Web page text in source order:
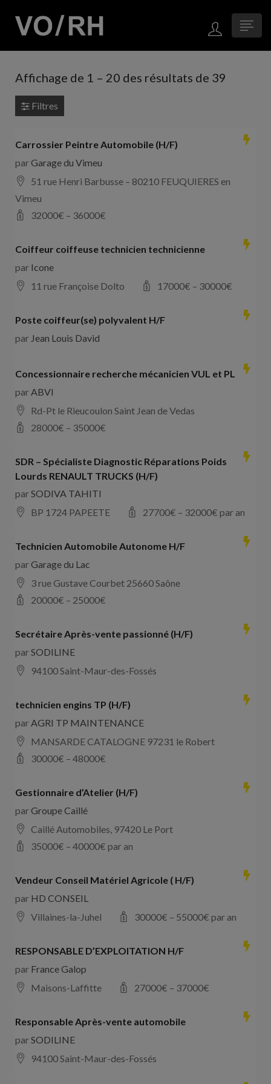
Affichage de 1 – 20 des résultats de 39
Filtres
Carrossier Peintre Automobile (H/F)
parGarage du Vimeu
51 rue Henri Barbusse – 80210 FEUQUIERES en
Vimeu
32000€ – 36000€
Coiffeur coiffeuse technicien technicienne
par Icone
11 rue Françoise Dolto
17000€ – 30000€
Poste coiffeur(se) polyvalent H/F
par Jean Louis David
Concessionnaire recherche mécanicien VUL et PL
parABVI
Rd-Pt le Rieucoulon Saint Jean de Vedas
28000€ – 35000€
SDR – Spécialiste Diagnostic Réparations Poids
Lourds RENAULT TRUCKS (H/F)
parSODIVA TAHITI
BP 1724 PAPEETE
27700€ – 32000€ par an
Technicien Automobile Autonome H/F
parGarage du Lac
3 rue Gustave Courbet 25660 Saône
20000€ – 25000€
Secrétaire Après-vente passionné (H/F)
parSODILINE
94100 Saint-Maur-des-Fossés
technicien engins TP (H/F)
parAGRI TP MAINTENANCE
MANSARDE CATALOGNE 97231 le Robert
30000€ – 48000€
Gestionnaire d’Atelier (H/F)
parGroupe Caillé
Caillé Automobiles, 97420 Le Port
35000€ – 40000€ par an
Vendeur Conseil Matériel Agricole ( H/F)
par HD CONSEIL
Villaines-la-Juhel
30000€ – 55000€ par an
RESPONSABLE D’EXPLOITATION H/F
par France Galop
Maisons-Laffitte
27000€ – 37000€
Responsable Après-vente automobile
parSODILINE
94100 Saint-Maur-des-Fossés